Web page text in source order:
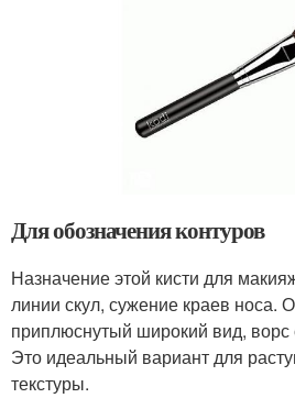
Для обозначения контуров
Назначение этой кисти для
линии скул, сужение краев носа.
приплюснутый широкий вид,
Это идеальный вариант для
текстуры.